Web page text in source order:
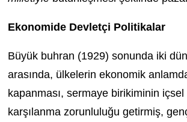
Ekonomide Devletçi Politikalar
Büyük buhran (1929) sonunda iki
arasında, ülkelerin ekonomik
kapanması, sermaye birikiminin
karşılanma zorunluluğu getirmiş,